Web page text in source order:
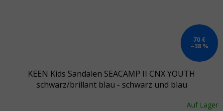
70 €
–38 %
KEEN Kids Sandalen SEACAMP II CNX YOUTH
schwarz/brillant blau - schwarz und blau
Auf Lager